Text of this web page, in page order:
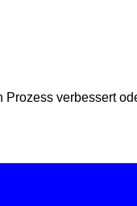
verbessert